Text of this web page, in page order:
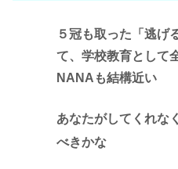
５冠も取った「逃げ
て、学校教育として
NANAも結構近い
あなたがしてくれな
べきかな